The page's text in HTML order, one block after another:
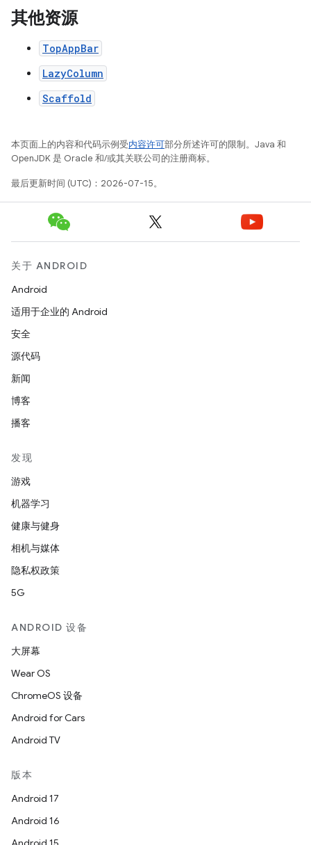
其他资源
TopAppBar
LazyColumn
Scaffold
本页面上的内容和代码示例受内容许可部分所述许可的限制。Java 和
OpenJDK 是 Oracle 和/或其关联公司的注册商标。
最后更新时间 (UTC)：2026-07-15。
关于 ANDROID
Android
适用于企业的 Android
安全
源代码
新闻
博客
播客
发现
游戏
机器学习
健康与健身
相机与媒体
隐私权政策
5G
ANDROID 设备
大屏幕
Wear OS
ChromeOS 设备
Android for Cars
Android TV
版本
Android 17
Android 16